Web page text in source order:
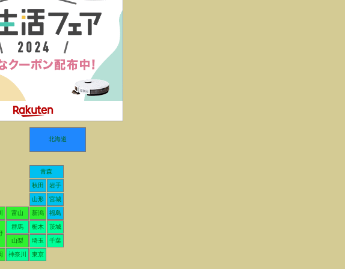
北海道
青森
秋田 岩手
山形 宮城
富山 新潟 福島
群馬 栃木 茨城
山梨 埼玉 千葉
神奈川 東京